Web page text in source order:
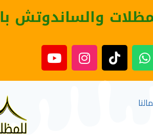
والساندوتش